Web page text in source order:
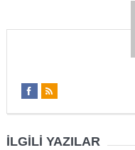
İLGILI YAZILAR